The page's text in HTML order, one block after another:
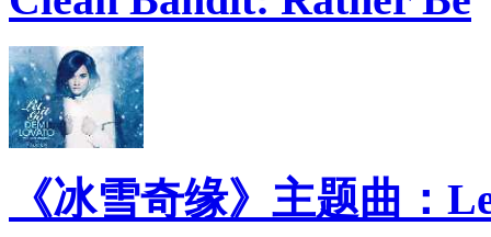
《冰雪奇缘》主题曲：